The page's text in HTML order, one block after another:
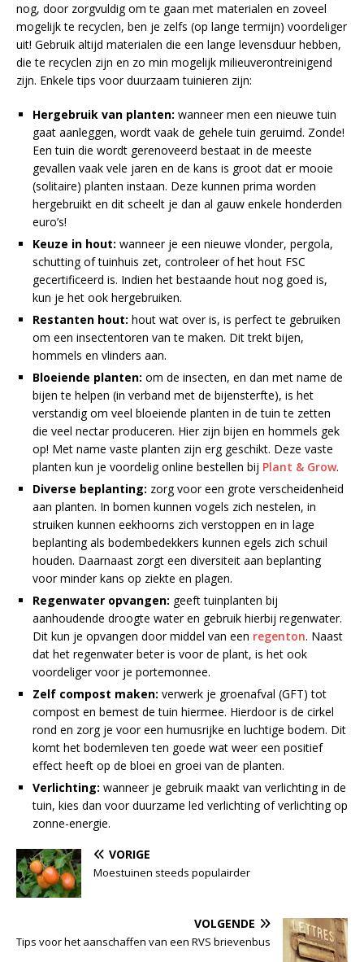
nog, door zorgvuldig om te gaan met materialen en zoveel
mogelijk te recyclen, ben je zelfs (op lange termijn) voordeliger
uit! Gebruik altijd materialen die een lange levensduur hebben,
die te recyclen zijn en zo min mogelijk milieuverontreinigend
zijn. Enkele tips voor duurzaam tuinieren zijn:
Hergebruik van planten: wanneer men een nieuwe tuin
gaat aanleggen, wordt vaak de gehele tuin geruimd. Zonde!
Een tuin die wordt gerenoveerd bestaat in de meeste
gevallen vaak vele jaren en de kans is groot dat er mooie
(solitaire) planten instaan. Deze kunnen prima worden
hergebruikt en dit scheelt je dan al gauw enkele honderden
euro’s!
Keuze in hout: wanneer je een nieuwe vlonder, pergola,
schutting of tuinhuis zet, controleer of het hout FSC
gecertificeerd is. Indien het bestaande hout nog goed is,
kun je het ook hergebruiken.
Restanten hout: hout wat over is, is perfect te gebruiken
om een insectentoren van te maken. Dit trekt bijen,
hommels en vlinders aan.
Bloeiende planten: om de insecten, en dan met name de
bijen te helpen (in verband met de bijensterfte), is het
verstandig om veel bloeiende planten in de tuin te zetten
die veel nectar produceren. Hier zijn bijen en hommels gek
op! Met name vaste planten zijn erg geschikt. Deze vaste
planten kun je voordelig online bestellen bij Plant & Grow.
Diverse beplanting: zorg voor een grote verscheidenheid
aan planten. In bomen kunnen vogels zich nestelen, in
struiken kunnen eekhoorns zich verstoppen en in lage
beplanting als bodembedekkers kunnen egels zich schuil
houden. Daarnaast zorgt een diversiteit aan beplanting
voor minder kans op ziekte en plagen.
Regenwater opvangen: geeft tuinplanten bij
aanhoudende droogte water en gebruik hierbij regenwater.
Dit kun je opvangen door middel van een regenton. Naast
dat het regenwater beter is voor de plant, is het ook
voordeliger voor je portemonnee.
Zelf compost maken: verwerk je groenafval (GFT) tot
compost en bemest de tuin hiermee. Hierdoor is de cirkel
rond en zorg je voor een humusrijke en luchtige bodem. Dit
komt het bodemleven ten goede wat weer een positief
effect heeft op de bloei en groei van de planten.
Verlichting: wanneer je gebruik maakt van verlichting in de
tuin, kies dan voor duurzame led verlichting of verlichting op
zonne-energie.
VORIGE
Moestuinen steeds populairder
VOLGENDE
Tips voor het aanschaffen van een RVS brievenbus